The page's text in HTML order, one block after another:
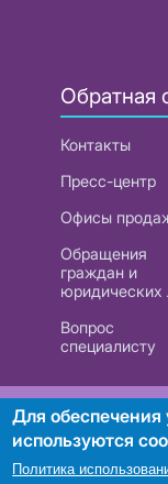
Обратная
Контакты
Пресс-центр
Офисы
Обращения
граждан и
юридических
Вопрос
специалисту
РУП
Для обеспечения
используются
Политика